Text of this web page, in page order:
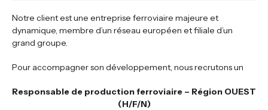
Notre client est une entreprise ferroviaire majeure et
dynamique, membre d’un réseau européen et filiale d’un
grand groupe.
Pour accompagner son développement, nous recrutons un
Responsable de production ferroviaire – Région OUEST
(H/F/N)